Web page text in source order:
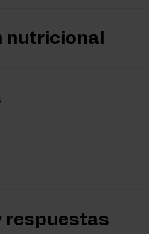
nutricional
respuestas